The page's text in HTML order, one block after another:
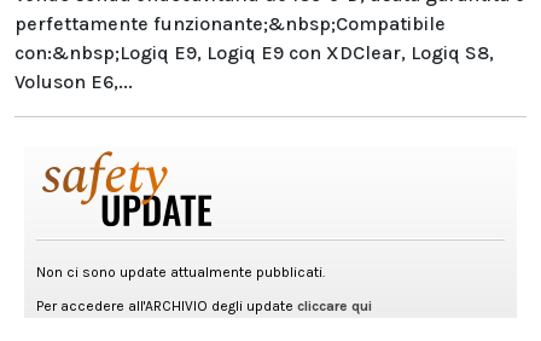
perfettamente funzionante;&nbsp;Compatibile
con:&nbsp;Logiq E9, Logiq E9 con XDClear, Logiq S8,
Voluson E6,...